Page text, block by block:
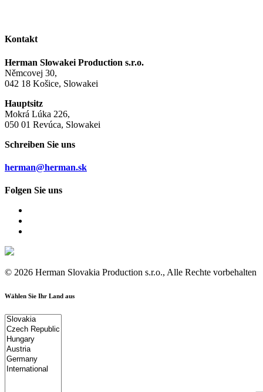
Kontakt
Herman Slowakei Production s.r.o.
Němcovej 30,
042 18 Košice, Slowakei
Hauptsitz
Mokrá Lúka 226,
050 01 Revúca, Slowakei
Schreiben Sie uns
herman@herman.sk
Folgen Sie uns
© 2026 Herman Slovakia Production s.r.o., Alle Rechte vorbehalten
Wählen Sie Ihr Land aus